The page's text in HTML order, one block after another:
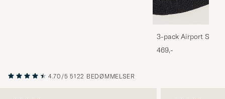
3-pack Airport
Melange
469,-
4.70/5 5122 BEDØMMELSER